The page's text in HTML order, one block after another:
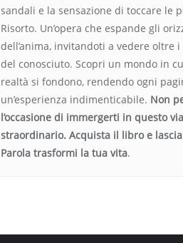
sandali e la sensazione di toccare le
Risorto. Un’opera che espande gli
dell’anima, invitandoti a vedere oltre
del conosciuto. Scopri un mondo in
realtà si fondono, rendendo ogni
un’esperienza indimenticabile. Non
l’occasione di immergerti in questo
straordinario. Acquista il libro e
Parola trasformi la tua vita.